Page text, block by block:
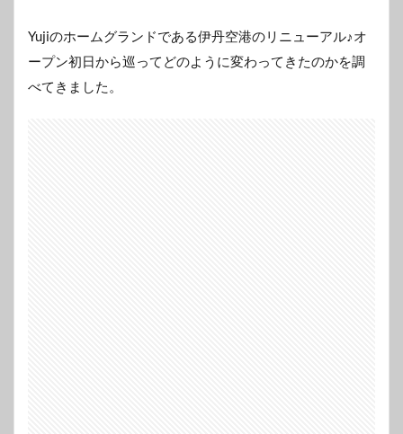
Yujiのホームグランドである伊丹空港のリニューアル♪オ
ープン初日から巡ってどのように変わってきたのかを調
べてきました。